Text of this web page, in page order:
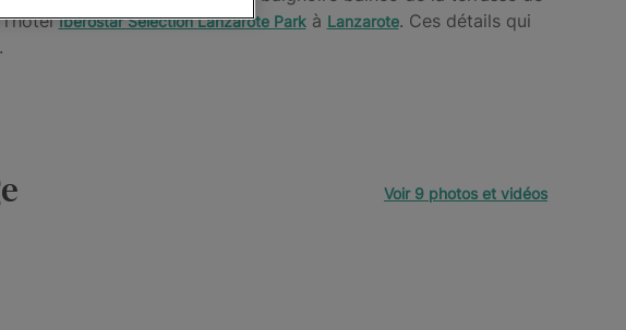
Iberostar Selection Lanzarote Parkà Lanzarote. Ces détails qui
Voir 9 photos et vidéos